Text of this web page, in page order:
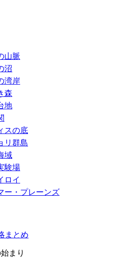
山脈
沼
湾岸
森
地
スの底
リ群島
域
験場
ロイ
ー・プレーンズ
まとめ
まり